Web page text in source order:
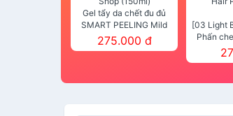
Gel tẩy da chết đu đủ
SMART PEELING Mild
Papaya The Face Shop
(150ml)
275.000 đ
[03 Light
Phấn
Quick Hair